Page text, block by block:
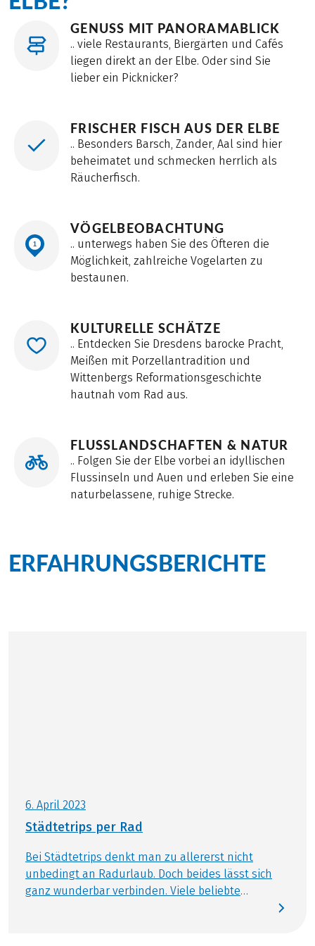
überwiegend auf asphaltieren Deichwegen, teilweise
auf ruhigen Landstraßen.
GENUSS MIT PANORAMABLICK
.. viele Restaurants, Biergärten und Cafés
liegen direkt an der Elbe. Oder sind Sie
lieber ein Picknicker?
FRISCHER FISCH AUS DER ELBE
.. Besonders Barsch, Zander, Aal sind hier
beheimatet und schmecken herrlich als
Räucherfisch.
VÖGELBEOBACHTUNG
.. unterwegs haben Sie des Öfteren die
Möglichkeit, zahlreiche Vogelarten zu
bestaunen.
KULTURELLE SCHÄTZE
.. Entdecken Sie Dresdens barocke Pracht,
Meißen mit Porzellantradition und
Wittenbergs Reformationsgeschichte
hautnah vom Rad aus.
FLUSSLANDSCHAFTEN & NATUR
.. Folgen Sie der Elbe vorbei an idyllischen
Flussinseln und Auen und erleben Sie eine
naturbelassene, ruhige Strecke.
ERFAHRUNGSBERICHTE
6. April 2023
Städtetrips per Rad
Bei Städtetrips denkt man zu allererst nicht
unbedingt an Radurlaub. Doch beides lässt sich
ganz wunderbar verbinden. Viele beliebte